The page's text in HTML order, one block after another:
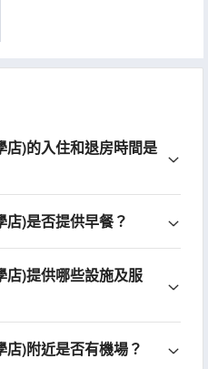
店)的入住和退房時間是
)是否提供早餐？
店)提供哪些設施及服
)附近是否有機場？